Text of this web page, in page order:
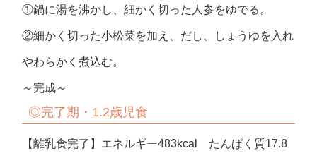
①鍋に湯を沸かし、細かく切った人参をゆでる。
②細かく切った小松菜を加え、だし、しょうゆを入れ
やわらかく煮込む。
～完成～
◎完了期・1.2歳児食
【離乳食完了】エネルギー483kcal たんぱく質17.8